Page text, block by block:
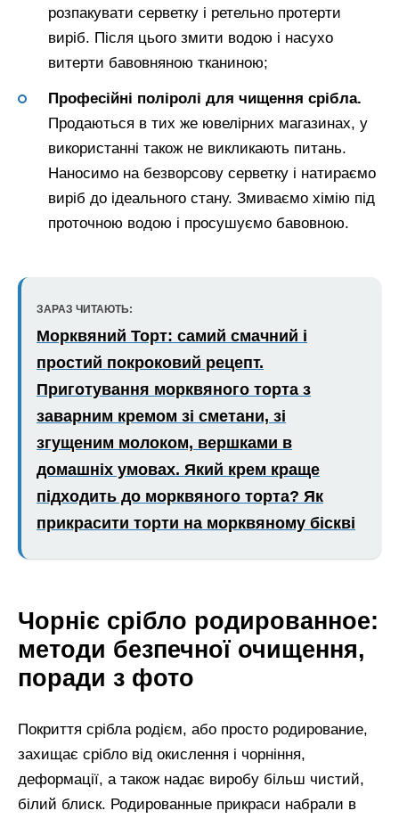
розпакувати серветку і ретельно протерти
виріб. Після цього змити водою і насухо
витерти бавовняною тканиною;
Професійні поліролі для чищення срібла.
Продаються в тих же ювелірних магазинах, у
використанні також не викликають питань.
Наносимо на безворсову серветку і натираємо
виріб до ідеального стану. Змиваємо хімію під
проточною водою і просушуємо бавовною.
ЗАРАЗ ЧИТАЮТЬ:
Морквяний Торт: самий смачний і
простий покроковий рецепт.
Приготування морквяного торта з
заварним кремом зі сметани, зі
згущеним молоком, вершками в
домашніх умовах. Який крем краще
підходить до морквяного торта? Як
прикрасити торти на морквяному біскві
Чорніє срібло родированное:
методи безпечної очищення,
поради з фото
Покриття срібла родієм, або просто родирование,
захищає срібло від окислення і чорніння,
деформації, а також надає виробу більш чистий,
білий блиск. Родированные прикраси набрали в